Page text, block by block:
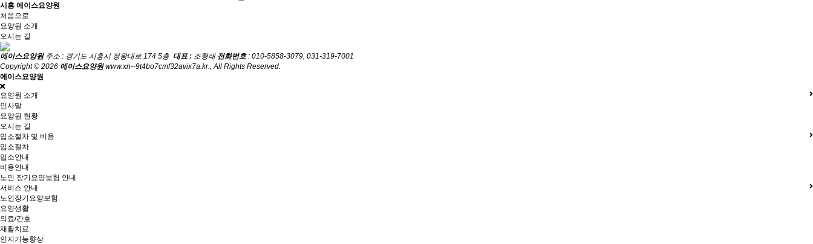
시흥 에이스요양원
처음으로
요양원 소개
오시는 길
에이스요양원 주소 : 경기도 시흥시 정왕대로 174 5층 대표 : 조형래 전화번호: 010-5858-3079, 031-319-7001
Copyright © 2026 에이스요양원 www.xn--9t4bo7cmf32avix7a.kr., All Rights Reserved.
에이스요양원
요양원 소개
인사말
요양원 현황
오시는 길
입소절차 및 비용
입소절차
입소안내
비용안내
노인 장기요양보험 안내
서비스 안내
노인장기요양보험
요양생활
의료/간호
재활치료
인지기능향상